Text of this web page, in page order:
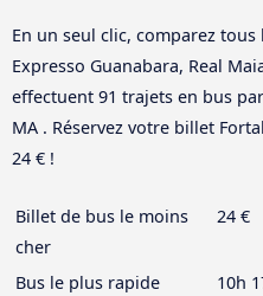
En un seul clic, comparez
Expresso Guanabara, Real
effectuent 91 trajets en bus
MA . Réservez votre billet
24 € !
Billet de bus le moins
cher
24 €
Bus le plus rapide
10h